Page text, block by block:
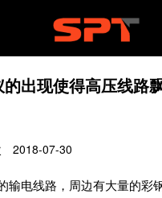
出现使得高压线路
2018-07-30
输电线路，周边有大量的彩